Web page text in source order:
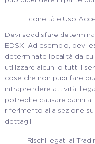
Idoneità e Uso
Devi soddisfare
EDSX. Ad esempio, devi
determinate località da
utilizzare alcuni o tutti i
cose che non puoi fare
intraprendere attività
potrebbe causare danni ai
riferimento alla sezione
dettagli.
Rischi legati al